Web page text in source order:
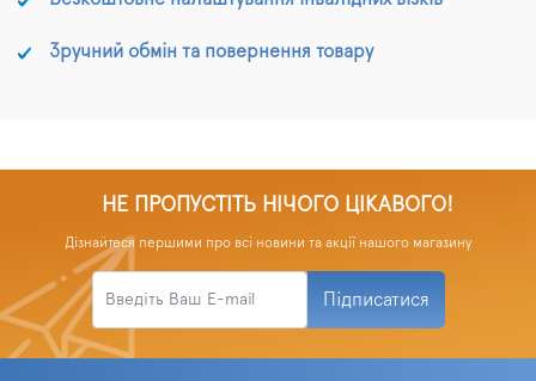
Зручний обмін та повернення товару
НЕ ПРОПУСТІТЬ НІЧОГО ЦІКАВОГО!
Дізнайтеся першими про всі новини та акції нашого магазину
Підписатися